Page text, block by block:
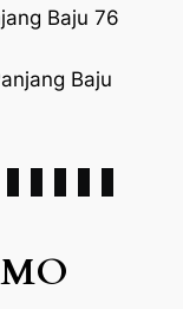
Baju 76
Baju